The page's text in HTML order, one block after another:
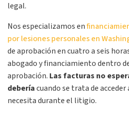
legal.
Nos especializamos en
por lesiones personales en
de aprobación en cuatro a seis
abogado y financiamiento dentro
aprobación. Las facturas no
deberíacuando se trata de
necesita durante el litigio.